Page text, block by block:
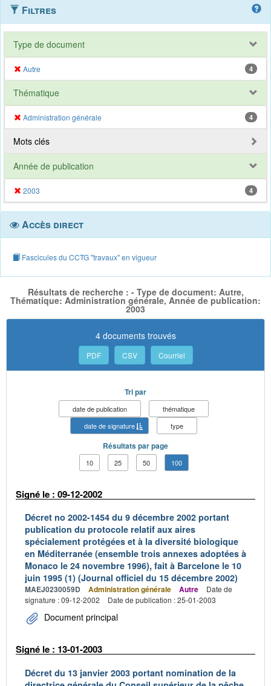
Filtres
Type de document
Autre 4
Thématique
Administration générale 4
Mots clés
Année de publication
2003 4
Accès direct
Fascicules du CCTG "travaux" en vigueur
Résultats de recherche : - Type de document: Autre,
Thématique: Administration générale, Année de publication:
2003
4 documents trouvés
PDF CSV Courriel
Tri par
date de publication
thématique
date de signature
type
Résultats par page
10 25 50 100
Signé le : 09-12-2002
Décret no 2002-1454 du 9 décembre 2002 portant
publication du protocole relatif aux aires
spécialement protégées et à la diversité biologique
en Méditerranée (ensemble trois annexes adoptées à
Monaco le 24 novembre 1996), fait à Barcelone le 10
juin 1995 (1) (Journal officiel du 15 décembre 2002)
MAEJ0230059D Administration générale Autre
Date de
signature : 09-12-2002
Date de publication : 25-01-2003
Document principal
Signé le : 13-01-2003
Décret du 13 janvier 2003 portant nomination de la